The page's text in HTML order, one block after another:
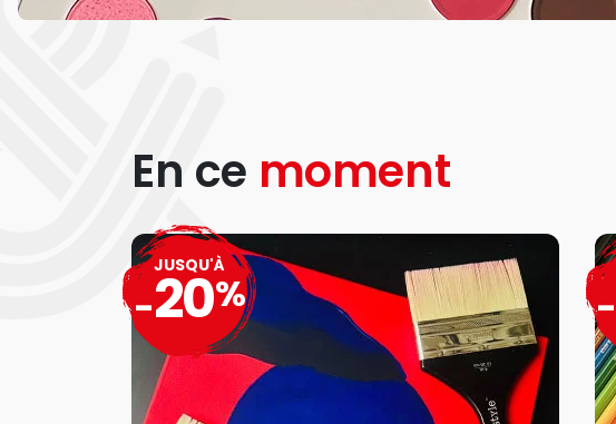
En ce moment
JUSQU'À
-20% -